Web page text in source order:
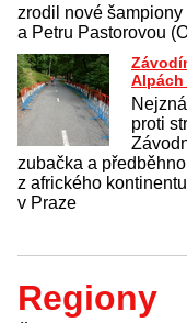
zrodil nové
a Petru Pastorovou
Alpách
proti
zubačka a
z afrického
v Praze
Regiony